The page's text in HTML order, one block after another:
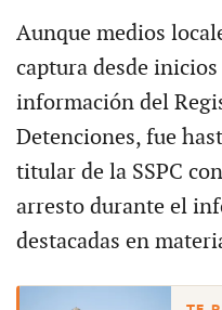
Aunque medios
captura desde
información del
Detenciones, fue
titular de la SSPC
arresto durante el
destacadas en